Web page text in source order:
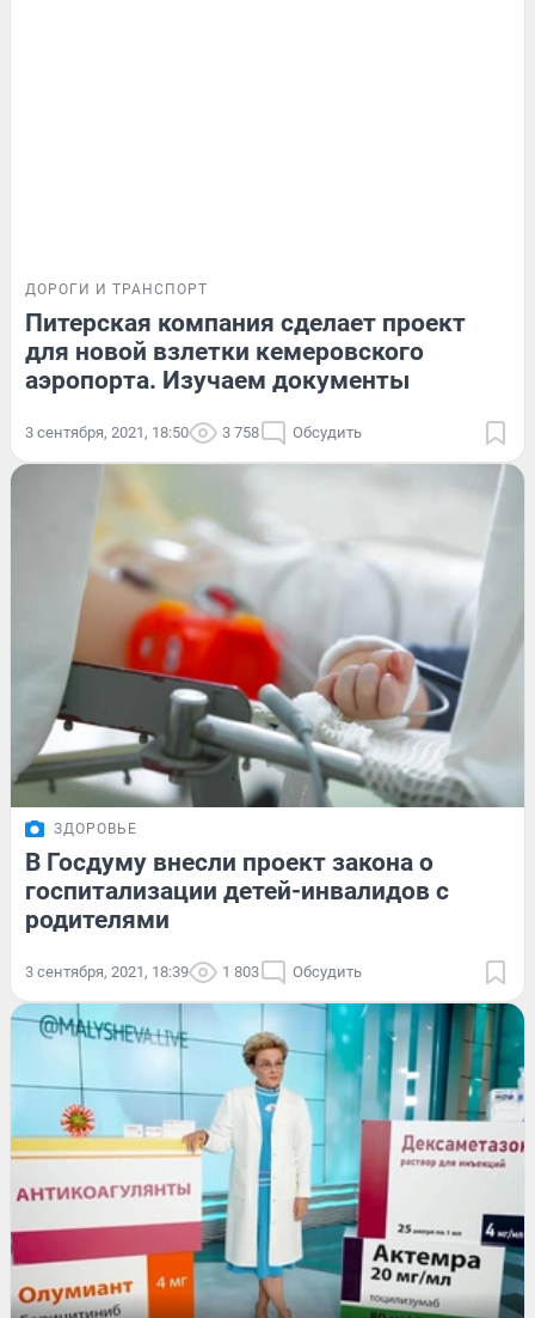
ДОРОГИ И ТРАНСПОРТ
Питерская компания сделает проект
для новой взлетки кемеровского
аэропорта. Изучаем документы
3 сентября, 2021, 18:50 3 758 Обсудить
ЗДОРОВЬЕ
В Госдуму внесли проект закона о
госпитализации детей-инвалидов с
родителями
3 сентября, 2021, 18:39 1 803 Обсудить